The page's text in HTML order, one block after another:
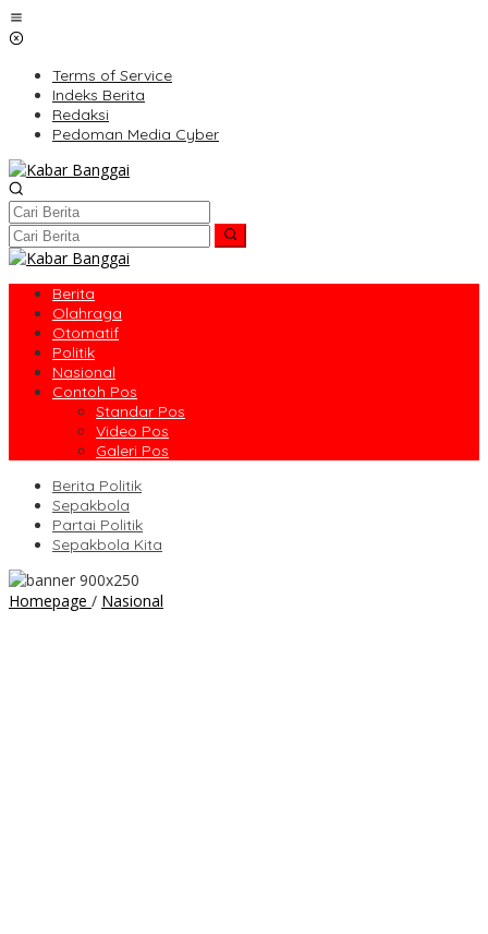
Lewati
ke
Terms of Service
Indeks Berita
Redaksi
Pedoman Media Cyber
Berita
Olahraga
Otomatif
Politik
Nasional
Contoh Pos
Standar Pos
Video Pos
Galeri Pos
Berita Politik
Sepakbola
Partai Politik
Sepakbola Kita
Homepage / Nasional